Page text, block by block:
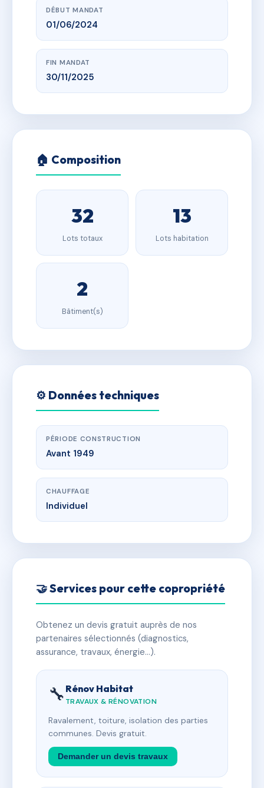
DÉBUT MANDAT
01/06/2024
FIN MANDAT
30/11/2025
🏠 Composition
32
Lots totaux
13
Lots habitation
2
Bâtiment(s)
⚙️ Données techniques
PÉRIODE CONSTRUCTION
Avant 1949
CHAUFFAGE
Individuel
🤝 Services pour cette copropriété
Obtenez un devis gratuit auprès de nos
partenaires sélectionnés (diagnostics,
assurance, travaux, énergie…).
🔧 Rénov Habitat
TRAVAUX & RÉNOVATION
Ravalement, toiture, isolation des parties
communes. Devis gratuit.
Demander un devis travaux